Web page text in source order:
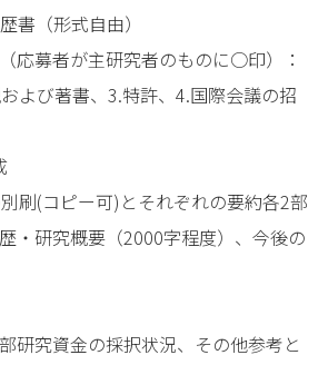
書（形式自由）
応募者が主研究者のものに○印）：
よび著書、3.特許、4.国際会議の招
刷(コピー可)とそれぞれの要約各2部
・研究概要（2000字程度）、今後の
研究資金の採択状況、その他参考と